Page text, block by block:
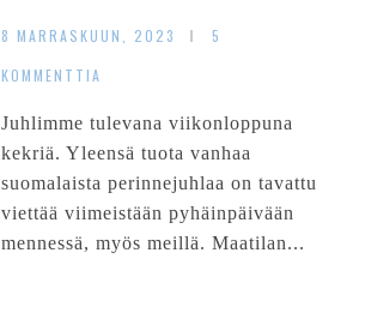
8 MARRASKUUN, 2023
5
KOMMENTTIA
Juhlimme tulevana viikonloppuna
kekriä. Yleensä tuota vanhaa
suomalaista perinnejuhlaa on tavattu
viettää viimeistään pyhäinpäivään
mennessä, myös meillä. Maatilan...